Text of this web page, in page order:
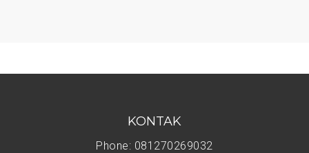
KONTAK
Phone: 081270269032